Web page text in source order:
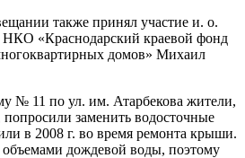
также принял участие и. о.
НКО «Краснодарский краевой фонд
домов» Михаил
№ 11 по ул. им. Атарбекова жители,
заменить водосточные
в 2008 г. во время ремонта крыши.
дождевой воды, поэтому